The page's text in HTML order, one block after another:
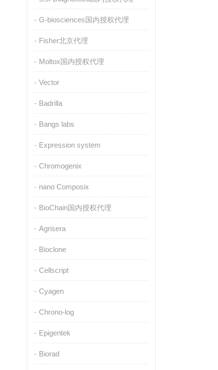
G-biosciences国内授权代理
Fisher北京代理
Moltox国内授权代理
Vector
Badrilla
Bangs labs
Expression system
Chromogenix
nano Composix
BioChain国内授权代理
Agrisera
Bioclone
Cellscript
Cyagen
Chrono-log
Epigentek
Biorad